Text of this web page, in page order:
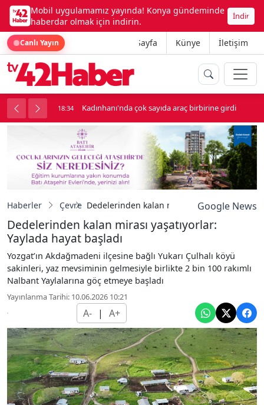
Mobil uygulamamız yayında! Konya gündeminde
haberdar olmak için indirin.
İndir
Canlı Yayın Ana Sayfa Künye İletişim
soygun 18:34 Kadınhanı'nda çok sayıda araç birbirine girdi
Haberler Çevre Dedelerinden kalan mirası yaşatıyorlar:
Google News
Dedelerinden kalan mirası yaşatıyorlar:
Yaylada hayat başladı
Yozgat’ın Akdağmadeni ilçesine bağlı Yukarı Çulhalı köyü
sakinleri, yaz mevsiminin gelmesiyle birlikte 2 bin 100 rakımlı
Nalbant Yaylalarına göç etmeye başladı
Yayınlanma Tarihi: 10.06.2026 10:21
A- | A+